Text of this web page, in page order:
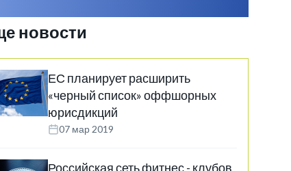
новости
ЕС планирует расширить
«черный список» оффшорных
юрисдикций
07 мар 2019
Российская сеть фитнес - клубов